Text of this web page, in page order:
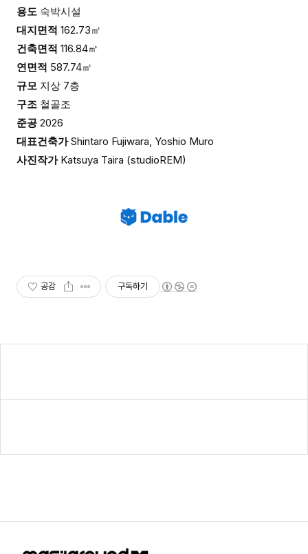
용도 숙박시설
대지면적 162.73㎡
건축면적 116.84㎡
연면적 587.74㎡
규모 지상 7층
구조 철골조
준공 2026
대표건축가Shintaro Fujiwara, Yoshio Muro
사진작가Katsuya Taira (studioREM)
공감 구독하기